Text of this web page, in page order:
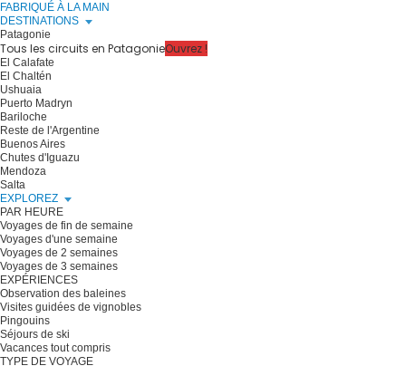
FABRIQUÉ À LA MAIN
DESTINATIONS
Patagonie
Tous les circuits en PatagonieOuvrez !
El Calafate
El Chaltén
Ushuaia
Puerto Madryn
Bariloche
Reste de l'Argentine
Buenos Aires
Chutes d'Iguazu
Mendoza
Salta
EXPLOREZ
PAR HEURE
Voyages de fin de semaine
Voyages d'une semaine
Voyages de 2 semaines
Voyages de 3 semaines
EXPÉRIENCES
Observation des baleines
Visites guidées de vignobles
Pingouins
Séjours de ski
Vacances tout compris
TYPE DE VOYAGE